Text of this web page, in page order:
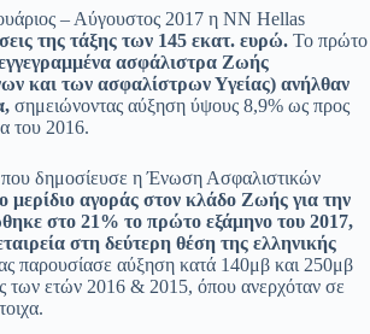
– Αύγουστος 2017 η ΝΝ Hellas
της τάξης των 145 εκατ. ευρώ. Το πρώτο
ασφάλιστρα Ζωής
και των ασφαλίστρων Υγείας) ανήλθαν
σημειώνοντας αύξηση ύψους 8,9% ως προς
του 2016.
δημοσίευσε η Ένωση Ασφαλιστικών
μερίδιο αγοράς στον κλάδο Ζωής για την
στο 21% το πρώτο εξάμηνο του 2017,
στη δεύτερη θέση της ελληνικής
παρουσίασε αύξηση κατά 140μβ και 250μβ
των ετών 2016 & 2015, όπου ανερχόταν σε